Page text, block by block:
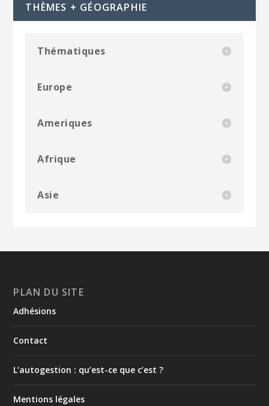
THÈMES + GÉOGRAPHIE
Thématiques
Europe
Ameriques
Afrique
Asie
PLAN DU SITE
Adhésions
Contact
L’autogestion : qu’est-ce que c’est ?
Mentions légales